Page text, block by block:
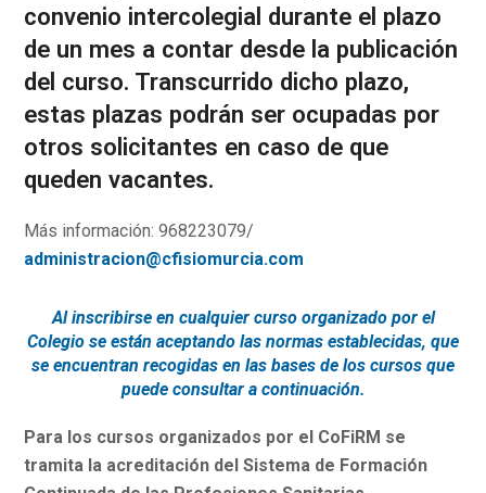
convenio intercolegial durante el plazo
de un mes a contar desde la publicación
del curso. Transcurrido dicho plazo,
estas plazas podrán ser ocupadas por
otros solicitantes en caso de que
queden vacantes.
Más información: 968223079/
administracion@cfisiomurcia.com
Al inscribirse en cualquier curso organizado por el
Colegio se están aceptando las normas establecidas, que
se encuentran recogidas en las bases de los cursos que
puede consultar a continuación.
Para los cursos organizados por el CoFiRM se
tramita la acreditación del Sistema de Formación